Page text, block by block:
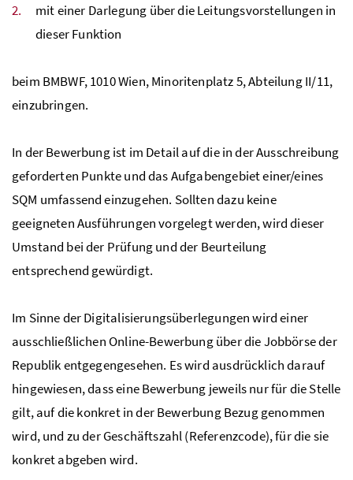
mit einer Darlegung über die Leitungsvorstellungen in
dieser Funktion
beim BMBWF, 1010 Wien, Minoritenplatz 5, Abteilung II/11,
einzubringen.
In der Bewerbung ist im Detail auf die in der Ausschreibung
geforderten Punkte und das Aufgabengebiet einer/eines
SQM umfassend einzugehen. Sollten dazu keine
geeigneten Ausführungen vorgelegt werden, wird dieser
Umstand bei der Prüfung und der Beurteilung
entsprechend gewürdigt.
Im Sinne der Digitalisierungsüberlegungen wird einer
ausschließlichen Online-Bewerbung über die Jobbörse der
Republik entgegengesehen. Es wird ausdrücklich darauf
hingewiesen, dass eine Bewerbung jeweils nur für die Stelle
gilt, auf die konkret in der Bewerbung Bezug genommen
wird, und zu der Geschäftszahl (Referenzcode), für die sie
konkret abgeben wird.